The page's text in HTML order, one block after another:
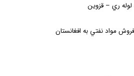
لوله ري – قزوين
فروش مواد نفتي به افغانستان